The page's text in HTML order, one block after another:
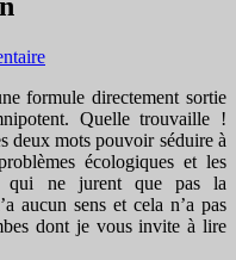
formule directement sortie
Quelle trouvaille !
deux mots pouvoir séduire à
écologiques et les
qui ne jurent que pas la
aucun sens et cela n’a pas
dont je vous invite à lire